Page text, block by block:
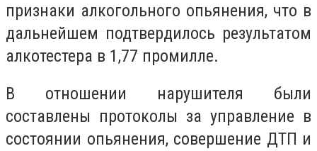
признаки алкогольного опьянения, что в
дальнейшем подтвердилось результатом
алкотестера в 1,77 промилле.
В отношении нарушителя были
составлены протоколы за управление в
состоянии опьянения, совершение ДТП и